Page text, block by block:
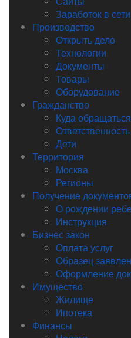
Заработок в сети
Производство
Открыть дело
Технологии
Документы
Товары
Оборудование
Гражданство
Куда обращаться
Ответственность
Дети
Территория
Москва
Регионы
Получение
О рождении
Инструкция
Бизнес закон
Оплата услуг
Образец
Оформление
Имущество
Жилище
Ипотека
Финансы